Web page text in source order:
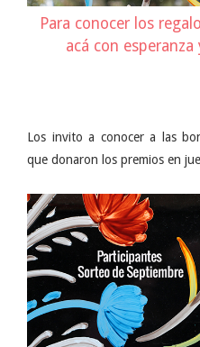
Para conocer los
acá con
Los invito a conocer a las
que donaron los premios en